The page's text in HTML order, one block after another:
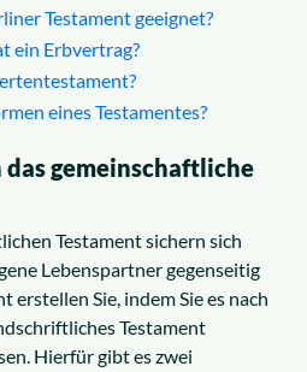
Testament geeignet?
ein Erbvertrag?
eines Testamentes?
gemeinschaftliche
Testament sichern sich
Lebenspartner gegenseitig
erstellen Sie, indem Sie es nach
Testament
Hierfür gibt es zwei